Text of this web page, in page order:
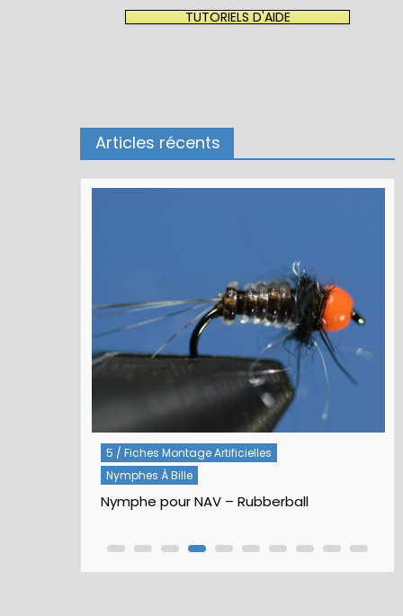
TUTORIELS D'AIDE
Articles récents
5 / Fiches Montage Artificielles
Nymphes À Bille
Nymphe pour NAV – Rubberball